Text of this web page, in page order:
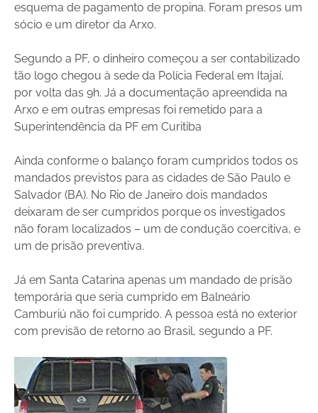
esquema de pagamento de propina. Foram presos um
sócio e um diretor da Arxo.
Segundo a PF, o dinheiro começou a ser contabilizado
tão logo chegou à sede da Polícia Federal em Itajaí,
por volta das 9h. Já a documentação apreendida na
Arxo e em outras empresas foi remetido para a
Superintendência da PF em Curitiba
Ainda conforme o balanço foram cumpridos todos os
mandados previstos para as cidades de São Paulo e
Salvador (BA). No Rio de Janeiro dois mandados
deixaram de ser cumpridos porque os investigados
não foram localizados – um de condução coercitiva, e
um de prisão preventiva.
Já em Santa Catarina apenas um mandado de prisão
temporária que seria cumprido em Balneário
Camburiú não foi cumprido. A pessoa está no exterior
com previsão de retorno ao Brasil, segundo a PF.